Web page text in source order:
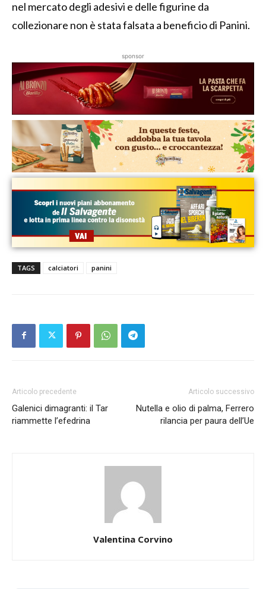
nel mercato degli adesivi e delle figurine da
collezionare non è stata falsata a beneficio di Panini.
sponsor
TAGS calciatori panini
Articolo precedente
Galenici dimagranti: il Tar
riammette l’efedrina
Articolo successivo
Nutella e olio di palma, Ferrero
rilancia per paura dell’Ue
Valentina Corvino